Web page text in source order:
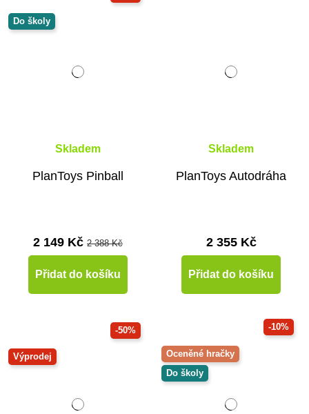
Do školy
Skladem
PlanToys Pinball
2 149 Kč 2 388 Kč
Přidat do košíku
Skladem
PlanToys Autodráha
2 355 Kč
Přidat do košíku
-50%
Výprodej
-10%
Oceněné hračky
Do školy